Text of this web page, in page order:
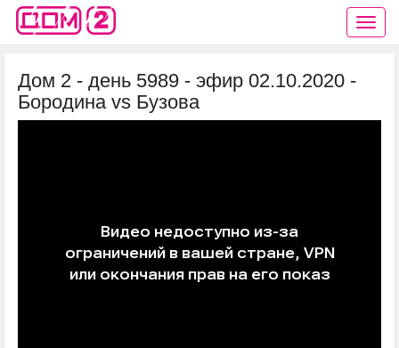
Дом 2 - день 5989 - эфир 02.10.2020 -
Бородина vs Бузова